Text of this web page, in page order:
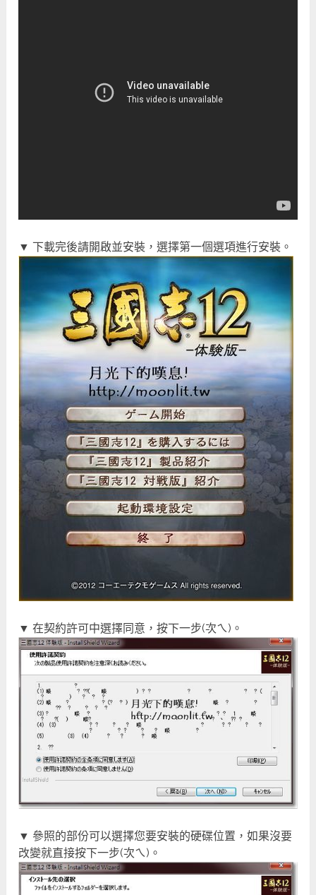
▼ 下載完後請開啟並安裝，選擇第一個選項進行安裝。
▼ 在契約許可中選擇同意，按下一步(次ㄟ)。
▼ 參照的部份可以選擇您要安裝的硬碟位置，如果沒要
改變就直接按下一步(次ㄟ)。